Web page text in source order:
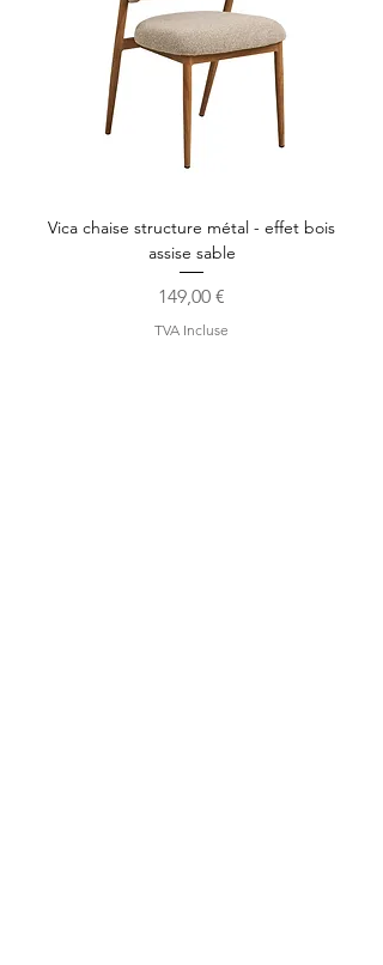
Vica chaise structure métal - effet bois
assise sable
Prix
149,00 €
TVA Incluse